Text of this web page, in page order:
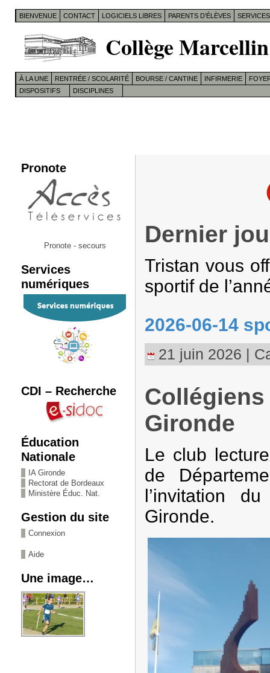
BIENVENUE CONTACT LOGICIELS LIBRES PARENTS D’ÉLÈVES
Collège
À LA UNE RENTRÉE / SCOLARITÉ BOURSE / CANTINE INFIRMERIE
DISPOSITIFS
DISCIPLINES
Pronote
Pronote - secours
Services
numériques
CDI – Recherche
Éducation
Nationale
IA Gironde
Rectorat de Bordeaux
Ministère Éduc. Nat.
Gestion du site
Connexion
Aide
Une image…
Dernier
Tristan vous
sportif de
2026-06-14
21 juin 2026 |
Gironde
Le club
de
l’invitation
Gironde.